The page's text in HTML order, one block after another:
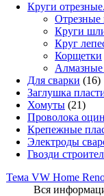
Круги
Отрезные
Круги
Круг
Корщетки
Алмазные
Для сварки 1616
Заглушка
Хомуты 2121
Проволока
Крепежные
Электроды
Гвозди
Тема VW Home
Вся